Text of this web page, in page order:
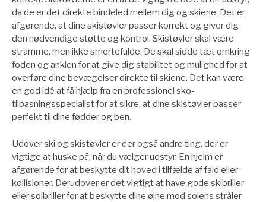
da de er det direkte bindeled mellem dig og skiene. Det er
afgørende, at dine skistøvler passer korrekt og giver dig
den nødvendige støtte og kontrol. Skistøvler skal være
stramme, men ikke smertefulde. De skal sidde tæt omkring
foden og anklen for at give dig stabilitet og mulighed for at
overføre dine bevægelser direkte til skiene. Det kan være
en god idé at få hjælp fra en professionel sko-
tilpasningsspecialist for at sikre, at dine skistøvler passer
perfekt til dine fødder og ben.
Udover ski og skistøvler er der også andre ting, der er
vigtige at huske på, når du vælger udstyr. En hjelm er
afgørende for at beskytte dit hoved i tilfælde af fald eller
kollisioner. Derudover er det vigtigt at have gode skibriller
eller solbriller for at beskytte dine øjne mod solens stråler